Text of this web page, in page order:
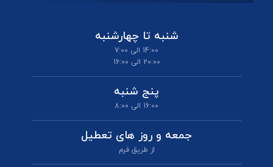
شنبه تا چهارشنبه
14:00 الی 7:00
20:00 الی 16:00
پنج شنبه
16:00 الی 8:00
جمعه و روز های تعطیل
از طریق فرم